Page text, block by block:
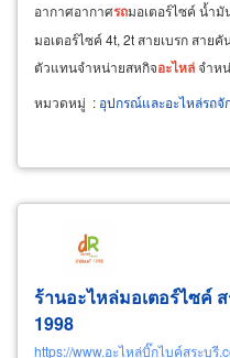
อากาศอากาศรถมอเตอร์ไซค์ น้ำมั
มอเตอร์ไซค์ 4t, 2t สายเบรก สายคั
ตัวแทนจำหน่ายสหกิจอะไหล่จำห
เทียม มอเตอไซค์ honda yamaha
หมวดหมู่ : อุปกรณ์และอะไหล่รถจั
ร้านอะไหล่มอเตอร์ไซค์
1998
https://www.อะไหล่บิ๊กไบค์สระบุรี